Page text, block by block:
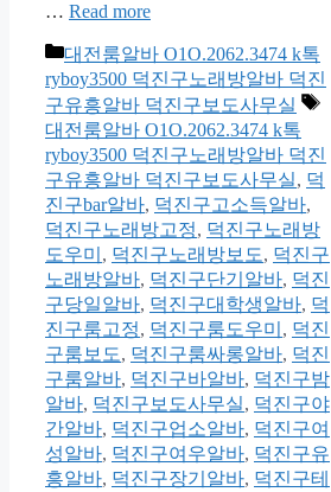
… Read more
카
테
고
리
대전룸알바 O1O.2062.3474 k톡
ryboy3500 덕진구노래방알바 덕진
구유흥알바 덕진구보도사무실
태
대전룸알바 O1O.2062.3474 k톡
ryboy3500 덕진구노래방알바 덕진
구유흥알바 덕진구보도사무실, 덕
진구bar알바, 덕진구고소득알바,
덕진구노래방고정, 덕진구노래방
도우미 , 덕진구노래방보도, 덕진구
노래방알바, 덕진구단기알바, 덕진
구당일알바, 덕진구대학생알바, 덕
진구룸고정, 덕진구룸도우미 , 덕진
구룸보도, 덕진구룸싸롱알바, 덕진
구룸알바, 덕진구바알바, 덕진구밤
알바, 덕진구보도사무실, 덕진구야
간알바, 덕진구업소알바, 덕진구여
성알바, 덕진구여우알바, 덕진구유
흥알바, 덕진구장기알바, 덕진구테